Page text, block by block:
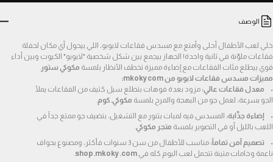
الوصف
قوي بيطلع مئات الفقاعات مع إضاءة مميزة تخطف الأنظار بلمسة مكوكي ستور.
مميزات مسدس فقاعات لابوبو من mkokycom:
معدل فقاعات عالي:
الجو بسرعة، لعمل جو من البهجة والمرح بلمسة مكوكي.كوم.
إضاءة جذّابة:
اللعب بالليل أو في التصوير بلمسة متجر مكوكي.
تصميم آمن تماماً:
ناعمة وخامات متينة تتحمل لعب اليوم كله في shop.mkoky.com
.